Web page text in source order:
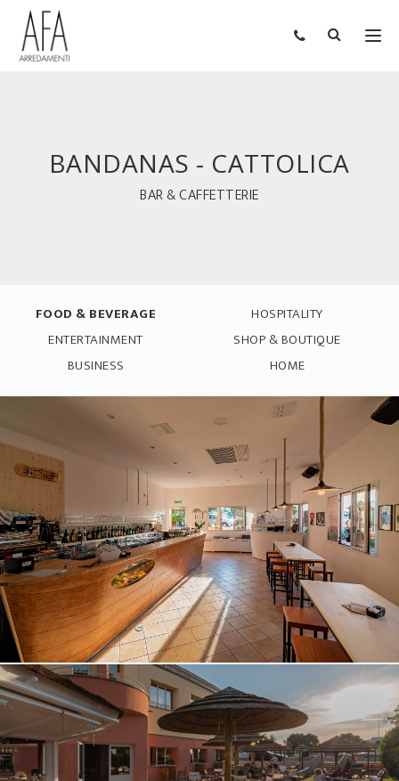
BANDANAS - CATTOLICA
BAR & CAFFETTERIE
FOOD & BEVERAGE
HOSPITALITY
ENTERTAINMENT
SHOP & BOUTIQUE
BUSINESS
HOME